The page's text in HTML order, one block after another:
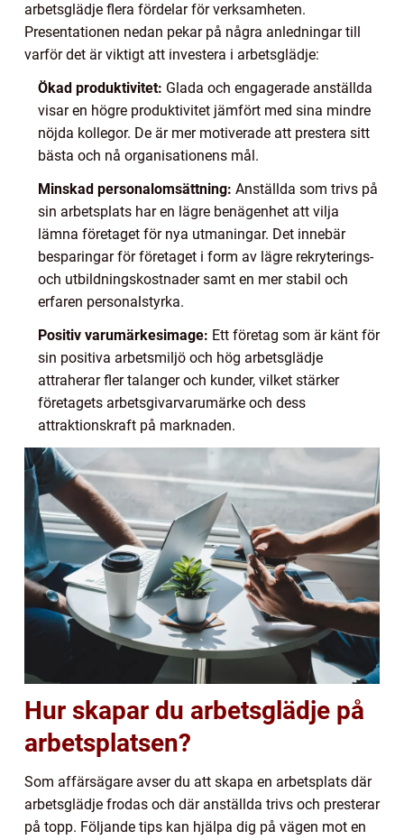
arbetsglädje flera fördelar för verksamheten.
Presentationen nedan pekar på några anledningar till
varför det är viktigt att investera i arbetsglädje:
Ökad produktivitet: Glada och engagerade anställda
visar en högre produktivitet jämfört med sina mindre
nöjda kollegor. De är mer motiverade att prestera sitt
bästa och nå organisationens mål.
Minskad personalomsättning: Anställda som trivs på
sin arbetsplats har en lägre benägenhet att vilja
lämna företaget för nya utmaningar. Det innebär
besparingar för företaget i form av lägre rekryterings-
och utbildningskostnader samt en mer stabil och
erfaren personalstyrka.
Positiv varumärkesimage: Ett företag som är känt för
sin positiva arbetsmiljö och hög arbetsglädje
attraherar fler talanger och kunder, vilket stärker
företagets arbetsgivarvarumärke och dess
attraktionskraft på marknaden.
Hur skapar du arbetsglädje på
arbetsplatsen?
Som affärsägare avser du att skapa en arbetsplats där
arbetsglädje frodas och där anställda trivs och presterar
på topp. Följande tips kan hjälpa dig på vägen mot en